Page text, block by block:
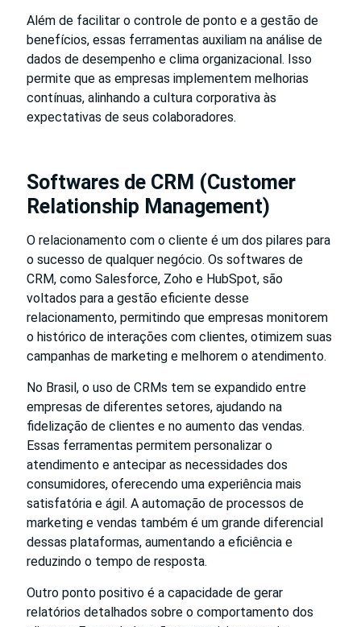
Além de facilitar o controle de ponto e a gestão de
benefícios, essas ferramentas auxiliam na análise de
dados de desempenho e clima organizacional. Isso
permite que as empresas implementem melhorias
contínuas, alinhando a cultura corporativa às
expectativas de seus colaboradores.
Softwares de CRM (Customer
Relationship Management)
O relacionamento com o cliente é um dos pilares para
o sucesso de qualquer negócio. Os softwares de
CRM, como Salesforce, Zoho e HubSpot, são
voltados para a gestão eficiente desse
relacionamento, permitindo que empresas monitorem
o histórico de interações com clientes, otimizem suas
campanhas de marketing e melhorem o atendimento.
No Brasil, o uso de CRMs tem se expandido entre
empresas de diferentes setores, ajudando na
fidelização de clientes e no aumento das vendas.
Essas ferramentas permitem personalizar o
atendimento e antecipar as necessidades dos
consumidores, oferecendo uma experiência mais
satisfatória e ágil. A automação de processos de
marketing e vendas também é um grande diferencial
dessas plataformas, aumentando a eficiência e
reduzindo o tempo de resposta.
Outro ponto positivo é a capacidade de gerar
relatórios detalhados sobre o comportamento dos